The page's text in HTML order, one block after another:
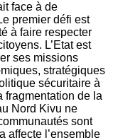
face à de
premier défi est
à faire respecter
L’Etat est
ses missions
stratégiques
sécuritaire à
fragmentation de la
Nord Kivu ne
sont
affecte l’ensemble